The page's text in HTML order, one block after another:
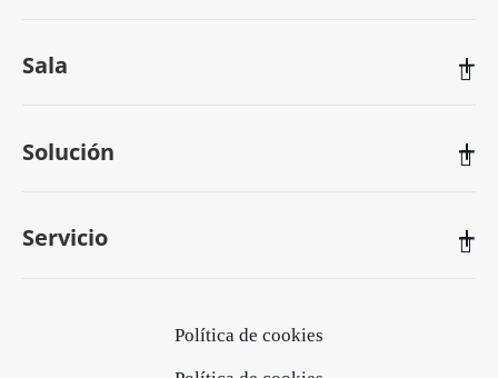
Sala 
Solución 
Servicio 
Política de cookies